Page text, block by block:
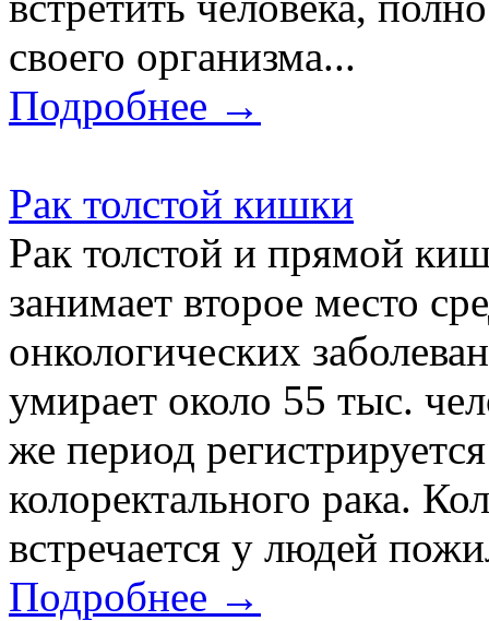
своего организма...
Подробнее →
Рак толстой кишки
Рак толстой и прямой
занимает второе место
онкологических
умирает около 55 тыс.
же период
колоректального рака.
встречается у людей
Подробнее →